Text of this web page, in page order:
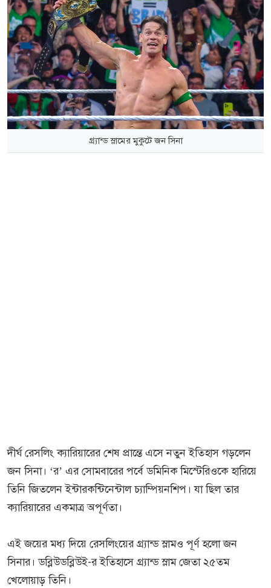
গ্র্যান্ড স্লামের মুকুটে জন সিনা
দীর্ঘ রেসলিং ক্যারিয়ারের শেষ প্রান্তে এসে নতুন ইতিহাস গড়লেন
জন সিনা। ‘র’ এর সোমবারের পর্বে ডমিনিক মিস্টেরিওকে হারিয়ে
তিনি জিতলেন ইন্টারকন্টিনেন্টাল চ্যাম্পিয়নশিপ। যা ছিল তার
ক্যারিয়ারের একমাত্র অপূর্ণতা।
এই জয়ের মধ্য দিয়ে রেসলিংয়ের গ্র্যান্ড স্লামও পূর্ণ হলো জন
সিনার। ডব্লিউডব্লিউই-র ইতিহাসে গ্র্যান্ড স্লাম জেতা ২৫তম
খেলোয়াড় তিনি।